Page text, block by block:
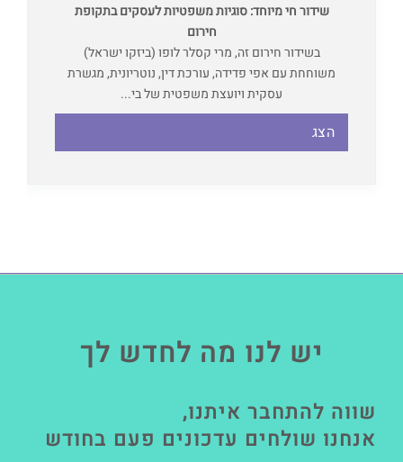
שידור חי מיוחד: סוגיות משפטיות לעסקים בתקופת
חירום
בשידור חירום זה, מרי קסלר לופו (ביזקו ישראל)
משוחחת עם אפי פדידה, עורכת דין, נוטריונית, מגשרת
עסקית ויועצת משפטית של בי...
הצג
יש לנו מה לחדש לך
שווה להתחבר איתנו,
אנחנו שולחים עדכונים פעם בחודש